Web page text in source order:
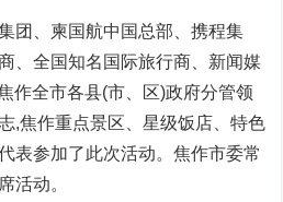
团、柬国航中国 总部、携程集
、全国知名国际旅行商、新闻媒
作全市各县(市、区)政府分管领
,焦作重点景区、星级饭店、特色
表参加了此次活动。焦作市委常
活动。